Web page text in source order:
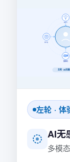
WiFi
摄像机
RFID
左轮 · AI无感
左轮 · 体
AI无
多模